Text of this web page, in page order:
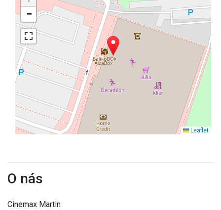
−
Leaflet
O nás
Cinemax Martin